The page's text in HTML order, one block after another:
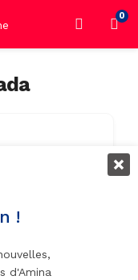
0
!
d'Amina